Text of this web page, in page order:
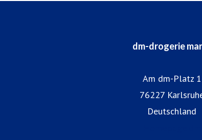
dm-drogerie
Am dm-Platz 1
76227
Deutschland